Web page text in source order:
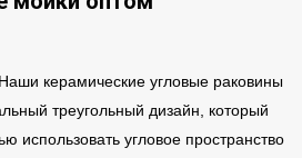
Наши керамические угловые раковины
треугольный дизайн, который
использовать угловое пространство